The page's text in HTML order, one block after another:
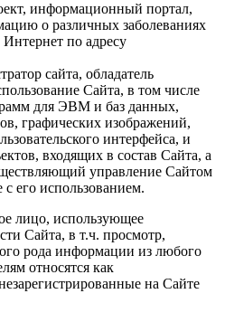
информационный портал,
о различных заболеваниях
по адресу
сайта, обладатель
Сайта, в том числе
для ЭВМ и баз данных,
графических изображений,
интерфейса, и
входящих в состав Сайта, а
управление Сайтом
его использованием.
лицо, использующее
Сайта, в т.ч. просмотр,
рода информации из любого
относятся как
на Сайте